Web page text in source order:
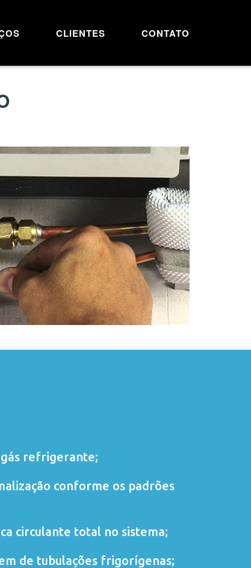
CLIENTES CONTATO
refrigerante;
conforme os padrões
circulante total no sistema;
de tubulações frigorígenas;